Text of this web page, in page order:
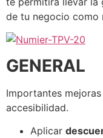
de tu negocio como
GENERAL
Importantes
accesibilidad.
Aplicar